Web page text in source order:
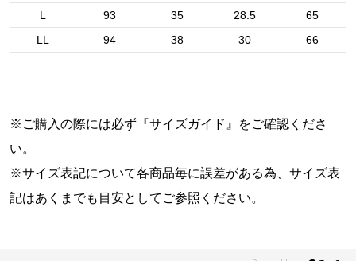
L
93 35 28.5
65
LL
94 38 30 66
※ご購入の際には必ず『サイズガイド 』をご確認くださ
い。
※サイズ表記について各商品毎に誤差がある為、サイズ表
記はあくまでも目安としてご参照ください。